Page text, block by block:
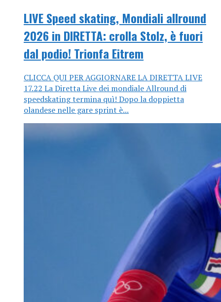
LIVE Speed skating, Mondiali allround
2026 in DIRETTA: crolla Stolz, è fuori
dal podio! Trionfa Eitrem
CLICCA QUI PER AGGIORNARE LA DIRETTA LIVE
17.22 La Diretta Live dei mondiale Allround di
speedskating termina quì! Dopo la doppietta
olandese nelle gare sprint è...